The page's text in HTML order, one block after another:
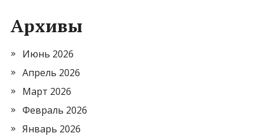
Архивы
Июнь 2026
Апрель 2026
Март 2026
Февраль 2026
Январь 2026